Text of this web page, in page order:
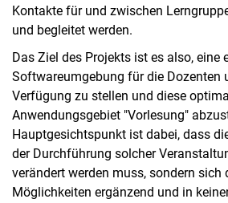
Kontakte für und zwischen
und begleitet werden.
Das Ziel des Projekts ist es also, eine
Softwareumgebung für die Dozenten
Verfügung zu stellen und diese
Anwendungsgebiet "Vorlesung"
Hauptgesichtspunkt ist dabei, dass
der Durchführung solcher
verändert werden muss, sondern sich
Möglichkeiten ergänzend und in